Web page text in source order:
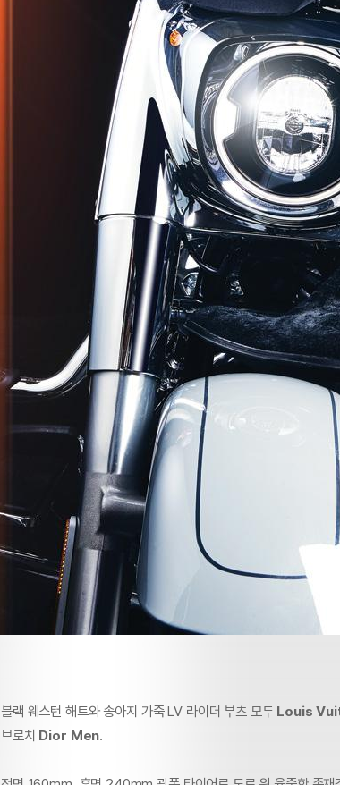
블랙 웨스턴 해트와 송아지 가죽 LV 라이더 부츠 모두 Louis
브로치 Dior Men.